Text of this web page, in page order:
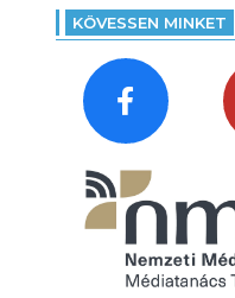
KÖVESSEN MINKET